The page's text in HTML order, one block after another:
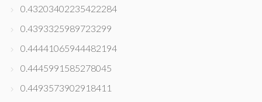
0.43203402235422284
0.4393325989723299
0.44441065944482194
0.4445991585278045
0.4493573902918411